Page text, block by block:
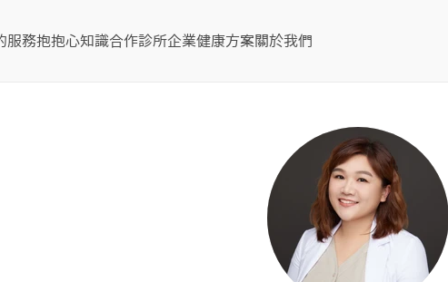
服務抱抱心知識合作診所企業健康方案關於我們